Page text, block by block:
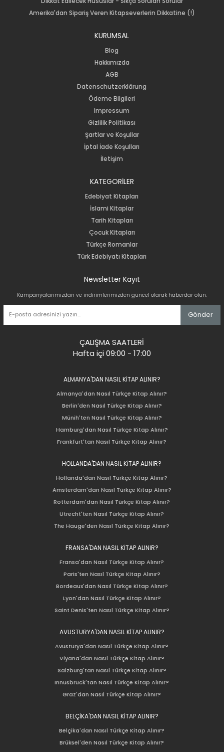
Amerika'dan Sipariş Veren Kitapseverlerin Dikkatine (!)
KURUMSAL
Blog
Hakkımızda
AGB
Datenschutzerklärung
Ödeme Bilgileri
Impressum
Gizlilik Politikası
Şartlar ve Koşullar
İptal İade Koşulları
İletişim
KATEGORİLER
Edebiyat Kitapları
İslami Kitaplar
Tarih Kitapları
Çocuk Kitapları
Türkçe Romanlar
Türk Edebiyatı Kitapları
Newsletter Kayıt
Kampanyalarımızdan ve indirimlerimizden güncel olarak haberdar olun.
Gönder
ÇALIŞMA SAATLERİ
Hafta içi 09:00 - 17:00
ALMANYA'DAN NASIL KİTAP ALINIR?
Almanya'dan Nasıl Türkçe Kitap Alınır?
Berlin'den Nasıl Türkçe Kitap Alınır?
Münih'ten Nasıl Türkçe Kitap Alınır?
Hamburg'dan Nasıl Türkçe Kitap Alınır?
Frankfurt'tan Nasıl Türkçe Kitap Alınır?
HOLLANDA'DAN NASIL KİTAP ALINIR?
Hollanda'dan Nasıl Türkçe Kitap Alınır?
Amsterdam'dan Nasıl Türkçe Kitap Alınır?
Rotterdam'dan Nasıl Türkçe Kitap Alınır?
Utrecht'ten Nasıl Türkçe Kitap Alınır?
The Hauge'den Nasıl Türkçe Kitap Alınır?
FRANSA'DAN NASIL KİTAP ALINIR?
Fransa'dan Nasıl Türkçe Kitap Alınır?
Paris'ten Nasıl Türkçe Kitap Alınır?
Bordeaux'dan Nasıl Türkçe Kitap Alınır?
Lyon'dan Nasıl Türkçe Kitap Alınır?
Saint Denis'ten Nasıl Türkçe Kitap Alınır?
AVUSTURYA'DAN NASIL KİTAP ALINIR?
Avusturya'dan Nasıl Türkçe Kitap Alınır?
Viyana'dan Nasıl Türkçe Kitap Alınır?
Salzburg'tan Nasıl Türkçe Kitap Alınır?
Innusbruck'tan Nasıl Türkçe Kitap Alınır?
Graz'dan Nasıl Türkçe Kitap Alınır?
BELÇİKA'DAN NASIL KİTAP ALINIR?
Belçika'dan Nasıl Türkçe Kitap Alınır?
Brüksel'den Nasıl Türkçe Kitap Alınır?